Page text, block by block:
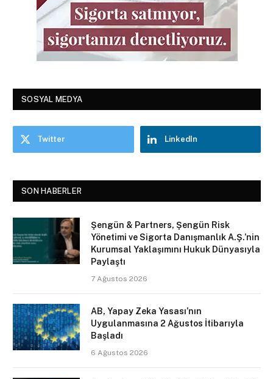
SOSYAL MEDYA
Twitter LinkedIn
SON HABERLER
Şengün & Partners, Şengün Risk
Yönetimi ve Sigorta Danışmanlık A.Ş.’nin
Kurumsal Yaklaşımını Hukuk Dünyasıyla
Paylaştı
7 Ağustos 2026
AB, Yapay Zeka Yasası’nın
Uygulanmasına 2 Ağustos İtibarıyla
Başladı
6 Ağustos 2026